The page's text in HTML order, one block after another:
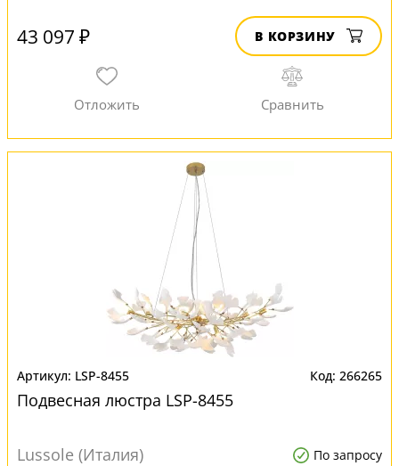
43 097 ₽ В КОРЗИНУ
LSP-8455 266265
Подвесная люстра LSP-8455
Lussole (Италия) По запросу